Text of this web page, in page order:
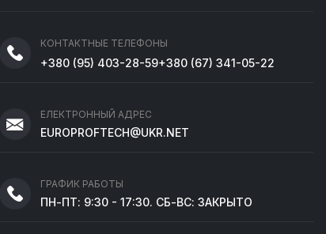
КОНТАКТНЫЕ ТЕЛЕФОНЫ
+380 (95) 403-28-59+380 (67) 341-05-22
ЕЛЕКТРОННЫЙ АДРЕС
EUROPROFTECH@UKR.NET
ГРАФИК РАБОТЫ
ПН-ПТ: 9:30 - 17:30. СБ-ВС: ЗАКРЫТО